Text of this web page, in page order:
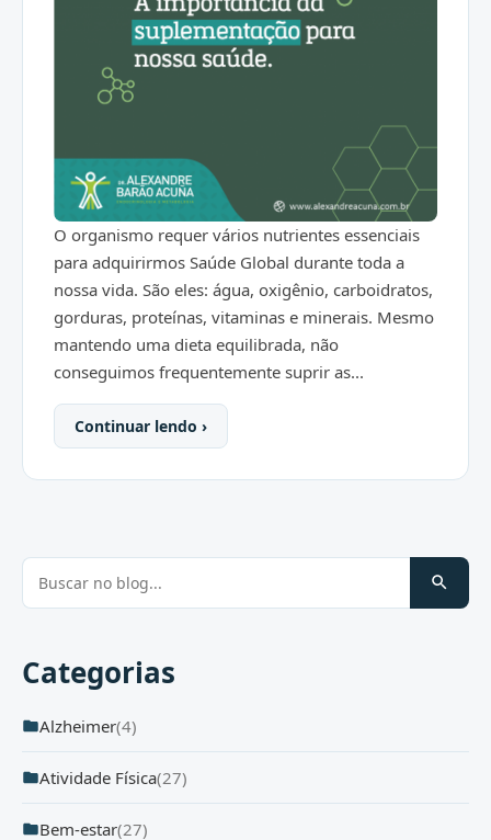
O organismo requer vários nutrientes essenciais
para adquirirmos Saúde Global durante toda a
nossa vida. São eles: água, oxigênio, carboidratos,
gorduras, proteínas, vitaminas e minerais. Mesmo
mantendo uma dieta equilibrada, não
conseguimos frequentemente suprir as...
Continuar lendo ›
Categorias
Alzheimer(4)
Atividade Física(27)
Bem-estar(27)